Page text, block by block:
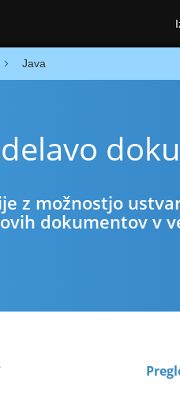
Java
z možnostjo
dokumentov v